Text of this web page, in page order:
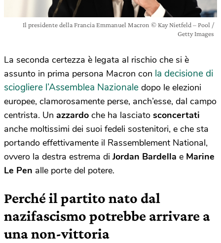
Il presidente della Francia Emmanuel Macron © Kay Nietfeld – Pool /
Getty Images
La seconda certezza è legata al rischio che si è
assunto in prima persona Macron con la decisione di
sciogliere l’Assemblea Nazionale dopo le elezioni
europee, clamorosamente perse, anch’esse, dal campo
centrista. Un azzardo che ha lasciato sconcertati
anche moltissimi dei suoi fedeli sostenitori, e che sta
portando effettivamente il Rassemblement National,
ovvero la destra estrema diJordan Bardella e Marine
Le Pen alle porte del potere.
Perché il partito nato dal
nazifascismo potrebbe arrivare a
una non-vittoria